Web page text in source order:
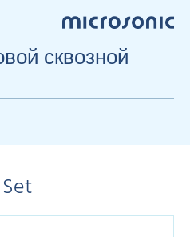
сквозной